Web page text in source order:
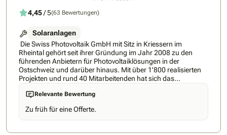
4,45/ 5(63 Bewertungen)
Solaranlagen
Die Swiss Photovoltaik GmbH mit Sitz in Kriessern im
Rheintal gehört seit ihrer Gründung im Jahr 2008 zu den
führenden Anbietern für Photovoltaiklösungen in der
Ostschweiz und darüber hinaus. Mit über 1'800 realisierten
Projekten und rund 40 Mitarbeitenden hat sich das
Unternehmen als feste Grösse in der Schweizer
Energiebranche etabliert. Als Generalunternehmer für
schlüsselfertige Photovoltaikanlagen schafft das
Unternehmen einen sorglosen Zugang zu erneuerbaren
Energien für seine Kunden. Langjährige Erfahrung und
Relevante Bewertung
Zu früh für eine Offerte.